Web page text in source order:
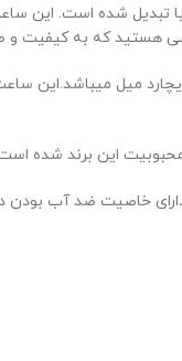
دنیا تبدیل شده است.
هستید که به کیفیت و
میل میباشد.این
این برند شده
دارای خاصیت ضد